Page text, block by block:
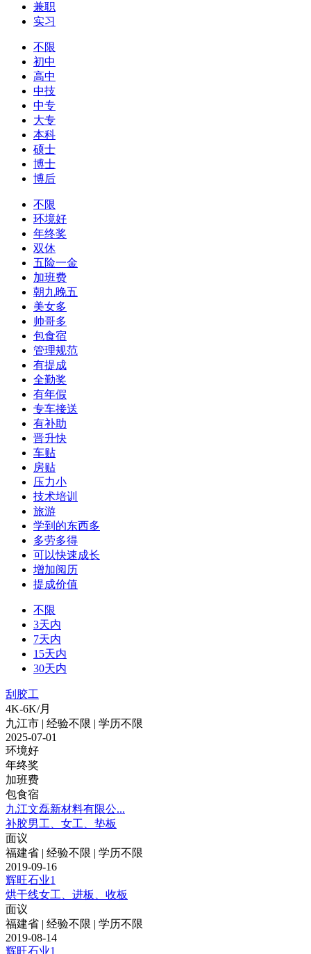
兼职
实习
不限
初中
高中
中技
中专
大专
本科
硕士
博士
博后
不限
环境好
年终奖
双休
五险一金
加班费
朝九晚五
美女多
帅哥多
包食宿
管理规范
有提成
全勤奖
有年假
专车接送
有补助
晋升快
车贴
房贴
压力小
技术培训
旅游
学到的东西多
多劳多得
可以快速成长
增加阅历
提成价值
不限
3天内
7天内
15天内
30天内
刮胶工
4K-6K/月
九江市 | 经验不限 | 学历不限
2025-07-01
环境好
年终奖
加班费
包食宿
九江文磊新材料有限公...
补胶男工、女工、垫板
面议
福建省 | 经验不限 | 学历不限
2019-09-16
辉旺石业1
烘干线女工、进板、收板
面议
福建省 | 经验不限 | 学历不限
2019-08-14
辉旺石业1